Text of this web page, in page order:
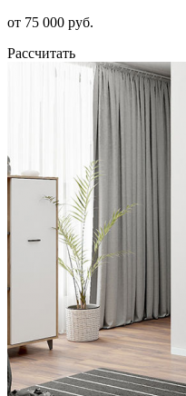
от 75 000 руб.
Рассчитать